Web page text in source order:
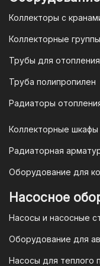
opt@mail.ru
Гарантия и
магазине
быть
в рамках
Федерации
Коллекторы с
Коллекторные
Трубы для отопления
Труба полипропилен
Радиаторы
Коллекторные шкафы
Радиаторная
Оборудование для
Насосное
Насосы и насосные
Оборудование для
Насосы для теплого